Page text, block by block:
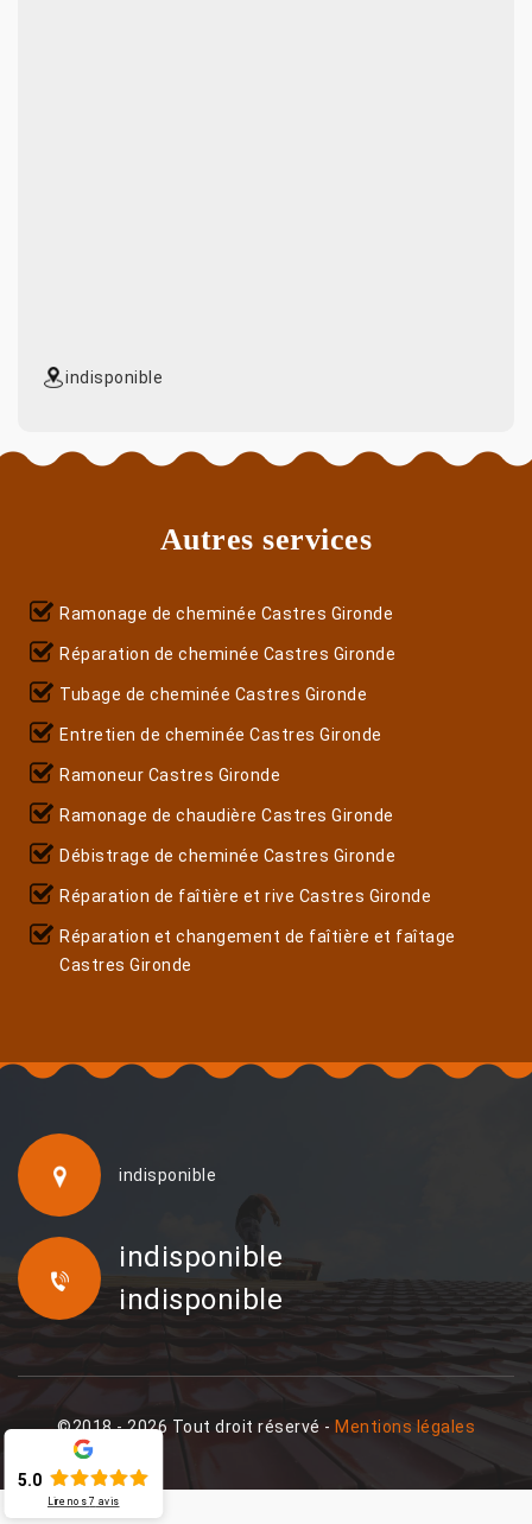
indisponible
Autres services
Ramonage de cheminée Castres Gironde
Réparation de cheminée Castres Gironde
Tubage de cheminée Castres Gironde
Entretien de cheminée Castres Gironde
Ramoneur Castres Gironde
Ramonage de chaudière Castres Gironde
Débistrage de cheminée Castres Gironde
Réparation de faîtière et rive Castres Gironde
Réparation et changement de faîtière et faîtage
Castres Gironde
indisponible
indisponible
indisponible
©2018 - 2026 Tout droit réservé - Mentions légales
5.0
Lire nos 7 avis